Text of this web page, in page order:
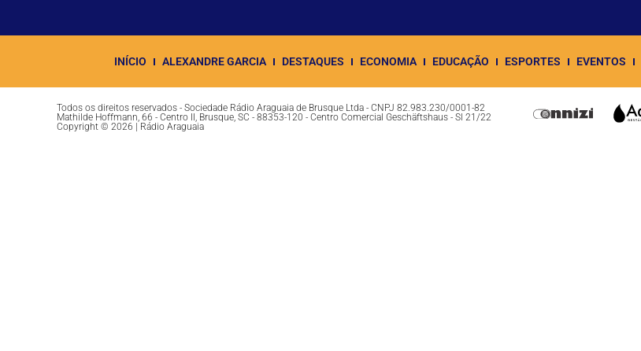
INÍCIO ALEXANDRE GARCIA DESTAQUES ECONOMIA EDUCAÇÃO ESPORTES EVENTOS
Todos os direitos reservados - Sociedade Rádio Araguaia de Brusque Ltda - CNPJ 82.983.230/0001-82
Mathilde Hoffmann, 66 - Centro II, Brusque, SC - 88353-120 - Centro Comercial Geschäftshaus - Sl 21/22
Copyright © 2026 | Rádio Araguaia